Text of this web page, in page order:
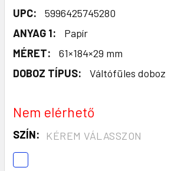
UPC:
5996425745280
ANYAG 1:
Papír
MÉRET:
61×184×29 mm
DOBOZ TÍPUS:
Váltófüles doboz
Nem elérhető
SZÍN: KÉREM VÁLASSZON